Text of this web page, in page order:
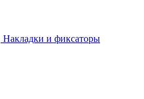
Накладки и фиксаторы